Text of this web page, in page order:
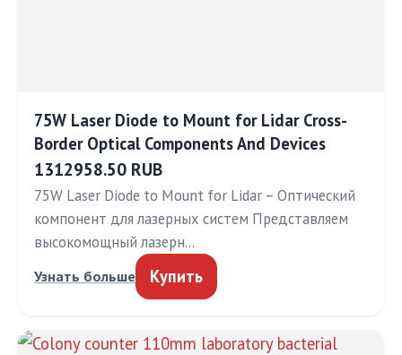
75W Laser Diode to Mount for Lidar Cross-
Border Optical Components And Devices
1312958.50 RUB
75W Laser Diode to Mount for Lidar – Оптический
компонент для лазерных систем Представляем
высокомощный лазерн…
Узнать больше Купить